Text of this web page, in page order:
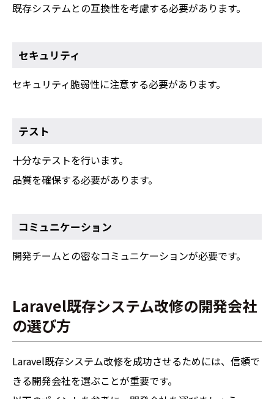
既存システムとの互換性を考慮する必要があります。
セキュリティ
セキュリティ脆弱性に注意する必要があります。
テスト
十分なテストを行います。
品質を確保する必要があります。
コミュニケーション
開発チームとの密なコミュニケーションが必要です。
Laravel既存システム改修の開発会社
の選び方
Laravel既存システム改修を成功させるためには、信頼で
きる開発会社を選ぶことが重要です。